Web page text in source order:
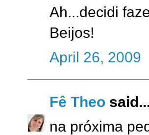
Ah...decidi
Beijos!
April 26, 2009
Fê Theo
na próxima